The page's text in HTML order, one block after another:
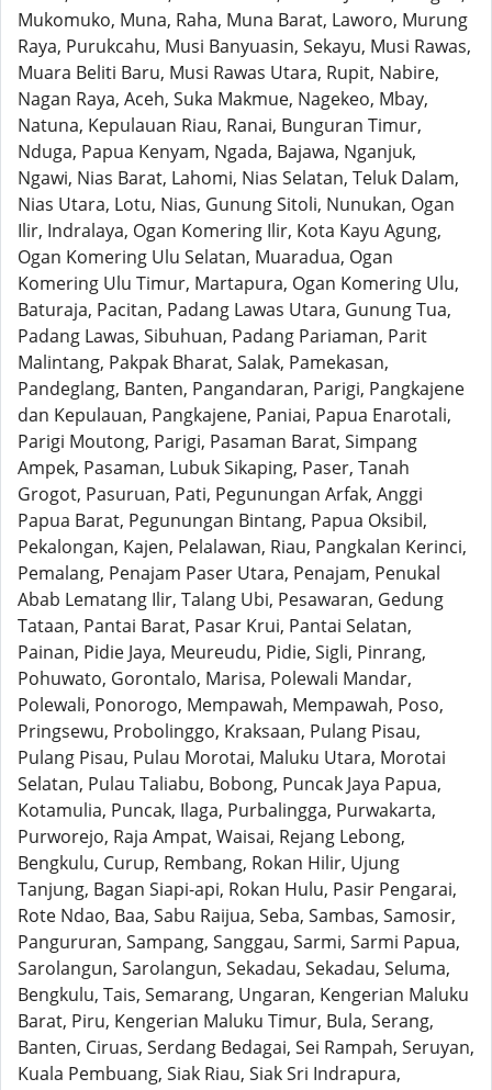
Mukomuko, Muna, Raha, Muna Barat, Laworo, Murung
Raya, Purukcahu, Musi Banyuasin, Sekayu, Musi Rawas,
Muara Beliti Baru, Musi Rawas Utara, Rupit, Nabire,
Nagan Raya, Aceh, Suka Makmue, Nagekeo, Mbay,
Natuna, Kepulauan Riau, Ranai, Bunguran Timur,
Nduga, Papua Kenyam, Ngada, Bajawa, Nganjuk,
Ngawi, Nias Barat, Lahomi, Nias Selatan, Teluk Dalam,
Nias Utara, Lotu, Nias, Gunung Sitoli, Nunukan, Ogan
Ilir, Indralaya, Ogan Komering Ilir, Kota Kayu Agung,
Ogan Komering Ulu Selatan, Muaradua, Ogan
Komering Ulu Timur, Martapura, Ogan Komering Ulu,
Baturaja, Pacitan, Padang Lawas Utara, Gunung Tua,
Padang Lawas, Sibuhuan, Padang Pariaman, Parit
Malintang, Pakpak Bharat, Salak, Pamekasan,
Pandeglang, Banten, Pangandaran, Parigi, Pangkajene
dan Kepulauan, Pangkajene, Paniai, Papua Enarotali,
Parigi Moutong, Parigi, Pasaman Barat, Simpang
Ampek, Pasaman, Lubuk Sikaping, Paser, Tanah
Grogot, Pasuruan, Pati, Pegunungan Arfak, Anggi
Papua Barat, Pegunungan Bintang, Papua Oksibil,
Pekalongan, Kajen, Pelalawan, Riau, Pangkalan Kerinci,
Pemalang, Penajam Paser Utara, Penajam, Penukal
Abab Lematang Ilir, Talang Ubi, Pesawaran, Gedung
Tataan, Pantai Barat, Pasar Krui, Pantai Selatan,
Painan, Pidie Jaya, Meureudu, Pidie, Sigli, Pinrang,
Pohuwato, Gorontalo, Marisa, Polewali Mandar,
Polewali, Ponorogo, Mempawah, Mempawah, Poso,
Pringsewu, Probolinggo, Kraksaan, Pulang Pisau,
Pulang Pisau, Pulau Morotai, Maluku Utara, Morotai
Selatan, Pulau Taliabu, Bobong, Puncak Jaya Papua,
Kotamulia, Puncak, Ilaga, Purbalingga, Purwakarta,
Purworejo, Raja Ampat, Waisai, Rejang Lebong,
Bengkulu, Curup, Rembang, Rokan Hilir, Ujung
Tanjung, Bagan Siapi-api, Rokan Hulu, Pasir Pengarai,
Rote Ndao, Baa, Sabu Raijua, Seba, Sambas, Samosir,
Pangururan, Sampang, Sanggau, Sarmi, Sarmi Papua,
Sarolangun, Sarolangun, Sekadau, Sekadau, Seluma,
Bengkulu, Tais, Semarang, Ungaran, Kengerian Maluku
Barat, Piru, Kengerian Maluku Timur, Bula, Serang,
Banten, Ciruas, Serdang Bedagai, Sei Rampah, Seruyan,
Kuala Pembuang, Siak Riau, Siak Sri Indrapura,